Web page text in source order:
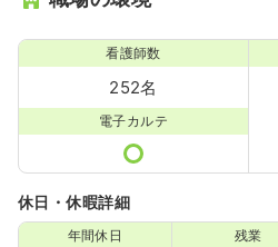
看護師数
252名
電子カルテ
休日・休暇詳細
年間休日 残業